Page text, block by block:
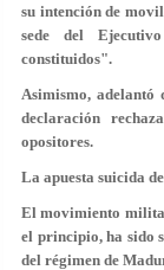
su intención de
sede del
constituidos".
Asimismo, adelantó
declaración
opositores.
La apuesta suicida
El movimiento
el principio, ha sido
del régimen de